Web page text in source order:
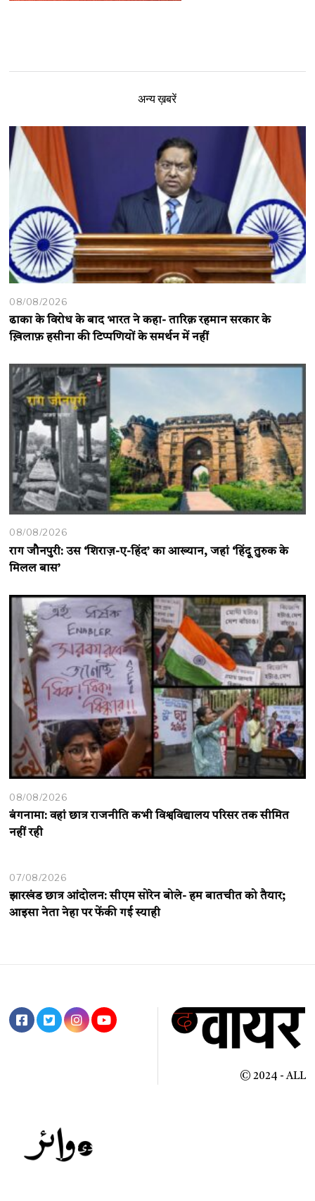
अन्य ख़बरें
08/08/2026
ढाका के विरोध के बाद भारत ने कहा- तारिक़ रहमान सरकार के
ख़िलाफ़ हसीना की टिप्पणियों के समर्थन में नहीं
08/08/2026
राग जौनपुरी: उस ‘शिराज़-ए-हिंद’ का आख्यान, जहां ‘हिंदू तुरुक के
मिलल बास’
08/08/2026
बंगनामा: वहां छात्र राजनीति कभी विश्वविद्यालय परिसर तक सीमित
नहीं रही
07/08/2026
झारखंड छात्र आंदोलन: सीएम सोरेन बोले- हम बातचीत को तैयार;
आइसा नेता नेहा पर फेंकी गई स्याही
© 2024 - ALL